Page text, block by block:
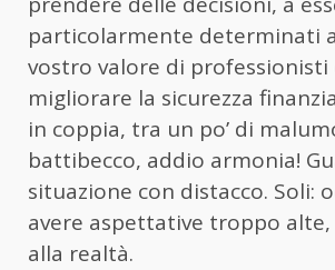
particolarmente determinati
vostro valore di professionisti
migliorare la sicurezza
in coppia, tra un po’ di
battibecco, addio armonia!
situazione con distacco. Soli:
avere aspettative troppo
alla realtà.